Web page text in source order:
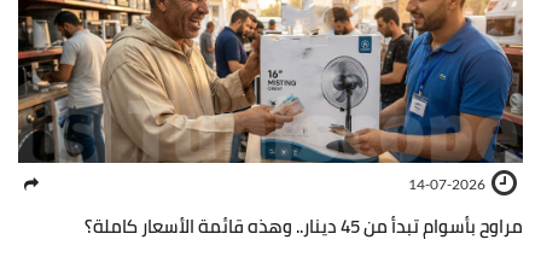
14-07-2026
مراوح بأسوام تبدأ من 45 دينار.. وهذه قائمة الأسعار كاملة؟